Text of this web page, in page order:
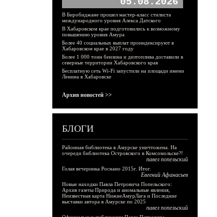
В Биробиджане прошел мастер-класс стилиста
международного уровня Алекса Датского
В Хабаровском крае подготовились к возможному
повышению уровня Амура
Более 40 социальных выплат проиндексируют в
Хабаровском крае в 2027 году
Более 1 000 тонн бензина и дизтоплива доставили в
северные территории Хабаровского края
Бесплатную сеть Wi-Fi запустили на площади имени
Ленина в Хабаровске
Архив новостей >>
БЛОГИ
Районная библиотека в Амурске уничтожена. На
очереди библиотека Островского в Комсомольске?!
павел попельский
Голая вечеринка Роснано 2015г. Итог.
Евгений Афанасьев
Новые находки Павла Петровича Попельского:
Архив газеты Природа и аномальные явления,
Неизвестная карта НижнеАмурЛага и Последние
выставки автора в Амурске по 2025
павел попельский